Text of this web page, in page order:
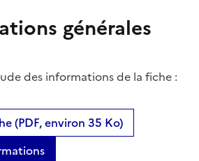
générales
des informations de la fiche :
(PDF, environ 35 Ko)